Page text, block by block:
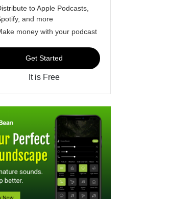
to Apple Podcasts,
and more
money with your podcast
Get Started
It is Free